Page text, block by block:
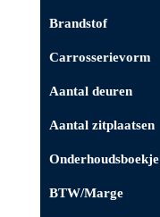
Brandstof
Carrosserievorm
Aantal deuren
Aantal zitplaatsen
Onderhoudsboekje
BTW/Marge